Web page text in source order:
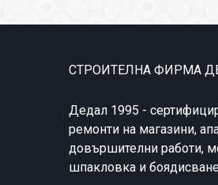
СТРОИТЕЛНА ФИРМА
Дедал 1995 -
ремонти на магазини,
довършителни работи,
шпакловка и